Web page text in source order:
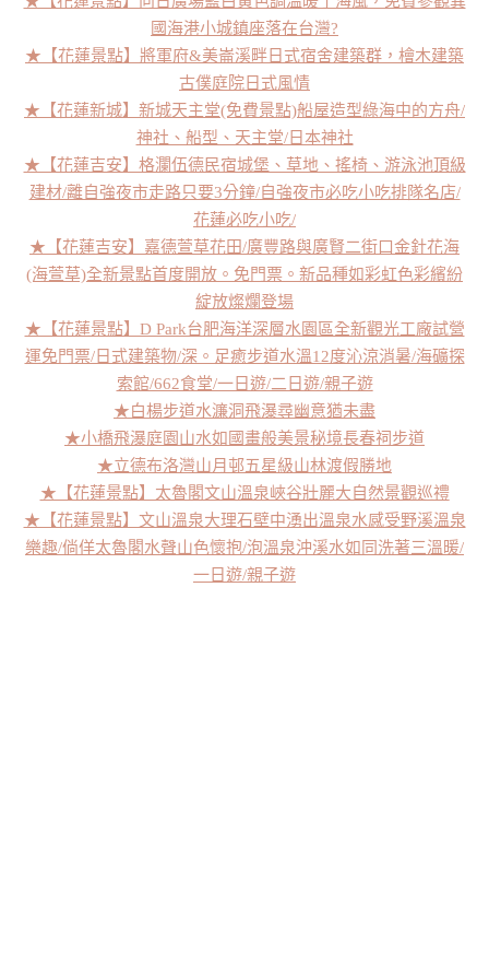
國海港小城鎮座落在台灣?
★【花蓮景點】將軍府&美崙溪畔日式宿舍建築群，檜木建築
古僕庭院日式風情
★【花蓮新城】新城天主堂(免費景點)船屋造型綠海中的方舟/
神社、船型、天主堂/日本神社
★【花蓮吉安】格瀾伍德民宿城堡、草地、搖椅、游泳池頂級
建材/離自強夜市走路只要3分鐘/自強夜市必吃小吃排隊名店/
花蓮必吃小吃/
★【花蓮吉安】嘉德萱草花田/廣豐路與廣賢二街口金針花海
(海萱草)全新景點首度開放。免門票。新品種如彩虹色彩繽紛
綻放燦爛登場
★【花蓮景點】D Park台肥海洋深層水園區全新觀光工廠試營
運免門票/日式建築物/深。足癒步道水溫12度沁涼消暑/海礦探
索館/662食堂/一日遊/二日遊/親子遊
★白楊步道水濂洞飛瀑尋幽意猶未盡
★小橋飛瀑庭園山水如國畫般美景秘境長春祠步道
★立德布洛灣山月邨五星級山林渡假勝地
★【花蓮景點】太魯閣文山溫泉峽谷壯麗大自然景觀巡禮
★【花蓮景點】文山溫泉大理石壁中湧出溫泉水感受野溪溫泉
樂趣/倘佯太魯閣水聲山色懷抱/泡溫泉沖溪水如同洗著三溫暖/
一日遊/親子遊